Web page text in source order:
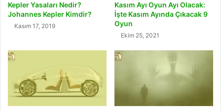
Kepler Yasaları Nedir?
Johannes Kepler Kimdir?
Kasım 17, 2019
Kasım Ayı Oyun Ayı Olacak:
İşte Kasım Ayında Çıkacak 9
Oyun
Ekim 25, 2021